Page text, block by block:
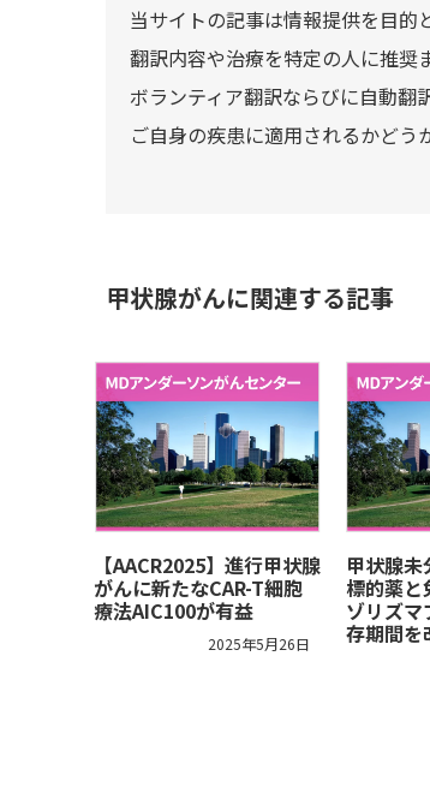
当サイトの記事は情報提供を目的
翻訳内容や治療を特定の人に推奨
ボランティア翻訳ならびに自動翻
ご自身の疾患に適用されるかどう
甲状腺がんに関連する記事
【AACR2025】進行甲状腺
がんに新たなCAR-T細胞
療法AIC100が有益
2025年5月26日
甲状腺
標的薬と
ゾリズマ
存期間を